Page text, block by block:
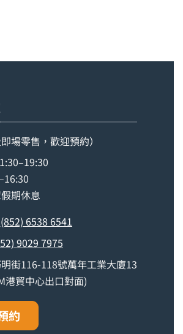
即場零售，歡迎預約）
期休息
(852) 6538 6541
9029 7975
明街116-118號萬年工業大廈13
港貿中心出口對面)
約